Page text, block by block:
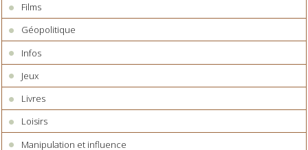
Films
Géopolitique
Infos
Jeux
Livres
Loisirs
Manipulation et influence